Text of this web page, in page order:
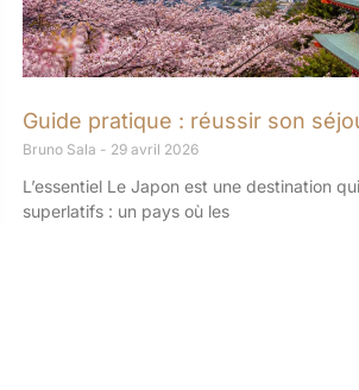
Guide pratique : réussir son
Bruno Sala 29 avril 2026
L’essentiel Le Japon est une destination
superlatifs : un pays où les